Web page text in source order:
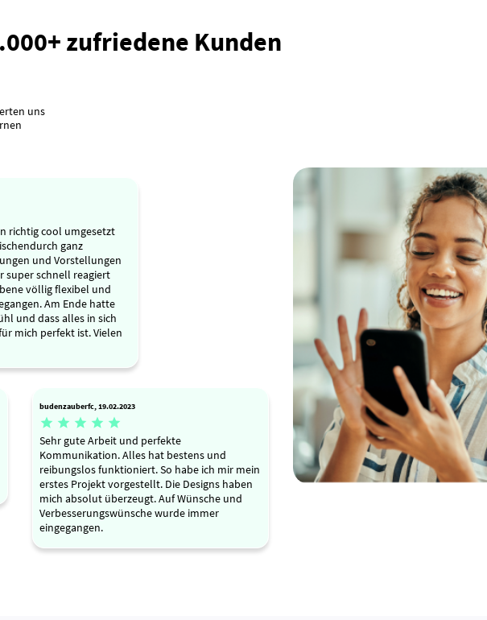
zufriedene Kunden
uns
richtig cool umgesetzt
ganz
und Vorstellungen
super schnell reagiert
völlig flexibel und
Am Ende hatte
und dass alles in sich
mich perfekt ist. Vielen
budenzauberfc, 19.02.2023
    
Sehr gute Arbeit und perfekte
Kommunikation. Alles hat bestens und
reibungslos funktioniert. So habe ich mir mein
erstes Projekt vorgestellt. Die Designs haben
mich absolut überzeugt. Auf Wünsche und
Verbesserungswünsche wurde immer
eingegangen.